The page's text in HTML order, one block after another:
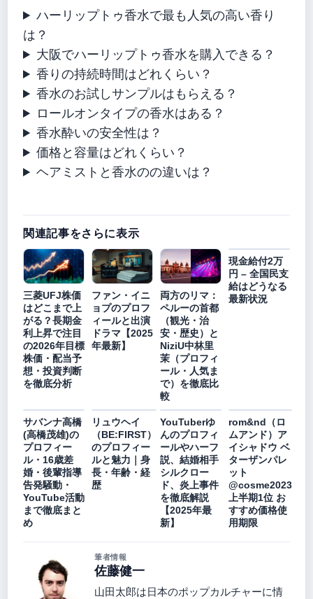
ハーリップトゥ香水で最も人気の高い香り
は？
大阪でハーリップトゥ香水を購入できる？
香りの持続時間はどれくらい？
香水のお試しサンプルはもらえる？
ロールオンタイプの香水はある？
香水酔いの安全性は？
価格と容量はどれくらい？
ヘアミストと香水のの違いは？
関連記事をさらに表示
三菱UFJ株価
はどこまで上
がる？長期金
利上昇で注目
の2026年目標
株価・配当予
想・投資判断
を徹底分析
ファン・イニ
ョプのプロフ
ィールと出演
ドラマ【2025
年最新】
両方のリマ：
ペルーの首都
（観光・治
安・歴史）と
NiziU中林里
茉（プロフィ
ール・人気ま
で）を徹底比
較
現金給付2万
円 – 全国民支
給はどうなる
最新状況
サバンナ高橋
(高橋茂雄)の
プロフィー
ル・16歳差
婚・後輩指導
告発騒動・
YouTube活動
まで徹底まと
め
リュウヘイ
（BE:FIRST）
のプロフィー
ルと魅力｜身
長・年齢・経
歴
YouTuberゆ
んのプロフィ
ールやハーフ
説、結婚相手
シルクロー
ド、炎上事件
を徹底解説
【2025年最
新】
rom&nd（ロ
ムアンド）ア
イシャドウ ベ
ターザンパレ
ット
@cosme2023
上半期1位 お
すすめ価格使
用期限
筆者情報
佐藤健一
山田太郎は日本のポップカルチャーに情